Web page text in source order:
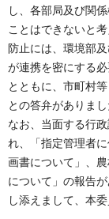
し、各部局及び関
ことはできないと
防止には、環境部
が連携を密にする
とともに、市町村
との答弁がありまし
なお、当面する行
れ、「指定管理者
画書について」、
について」の報告
し添えまして、本